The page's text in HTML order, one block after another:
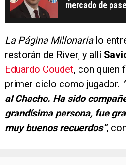
mercado de
La Página Millonarialo
restorán de River, y allí
Eduardo Coudet, con quien
primer ciclo como jugador.
al Chacho. Ha sido
grandísima persona, fue
muy buenos recuerdos”,